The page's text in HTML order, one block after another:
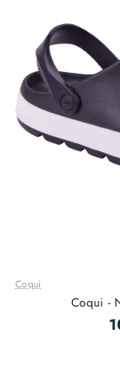
Coqui
Coqui -